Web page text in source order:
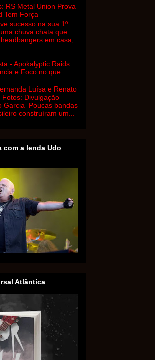
RS Metal Union Prova
Tem Força
sucesso na sua 1º
chuva chata que
em casa,
- Apokalyptic Raids :
e Foco no que
Luísa e Renato
Fotos: Divulgação
Garcia Poucas bandas
construíram um...
com a lenda Udo
Atlântica